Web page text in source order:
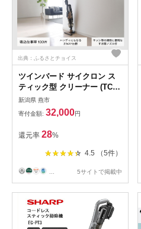
出典：ふるさとチョイス
ツインバード サイクロン ス
ティック型 クリーナー (TC-
5147G ブラウンゴールド) 掃
除機 家電
新潟県 燕市
寄付金額: 32,000円
還元率 28%
4.5 （5件）
... 5サイトで掲載中